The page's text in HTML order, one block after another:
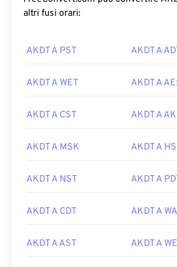
altri fusi orari:
AKDT A PST AKDT A
AKDT A WET AKDT A
AKDT A CST AKDT A
AKDT A MSK AKDT A
AKDT A NST AKDT A
AKDT A CDT AKDT A
AKDT A AST AKDT A